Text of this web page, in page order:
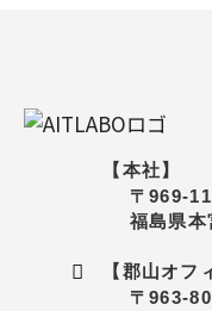
【本社】
〒969-
福島県
【郡山オフ
〒963-